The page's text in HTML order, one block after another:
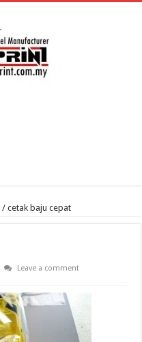
/ cetak baju cepat
Leave a comment